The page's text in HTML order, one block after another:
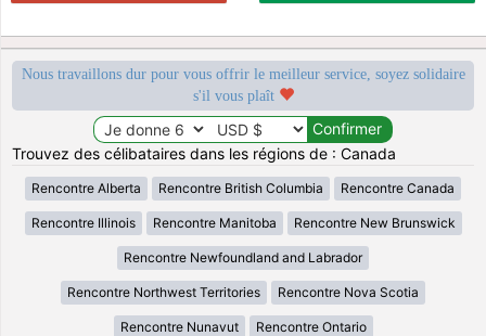
Nous travaillons dur pour vous offrir le meilleur service, soyez solidaire
s'il vous plaît
Trouvez des célibataires dans les régions de : Canada
Rencontre Alberta Rencontre British Columbia Rencontre Canada
Rencontre Illinois Rencontre Manitoba Rencontre New Brunswick
Rencontre Newfoundland and Labrador
Rencontre Northwest Territories Rencontre Nova Scotia
Rencontre Nunavut Rencontre Ontario